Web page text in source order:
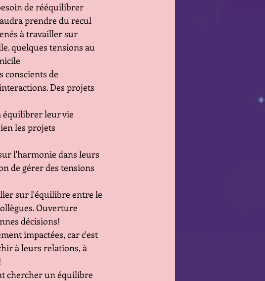
de rééquilibrer
prendre du recul
à travailler sur
quelques tensions au
conscients de
Des projets
équilibrer leur vie
les projets
l'harmonie dans leurs
de gérer des tensions
sur l'équilibre entre le
Ouverture
décisions!
impactées, car c'est
à leurs relations, à
chercher un équilibre